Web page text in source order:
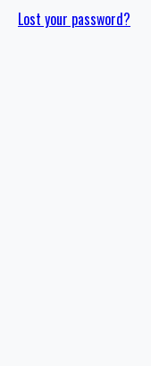
Lost your password?